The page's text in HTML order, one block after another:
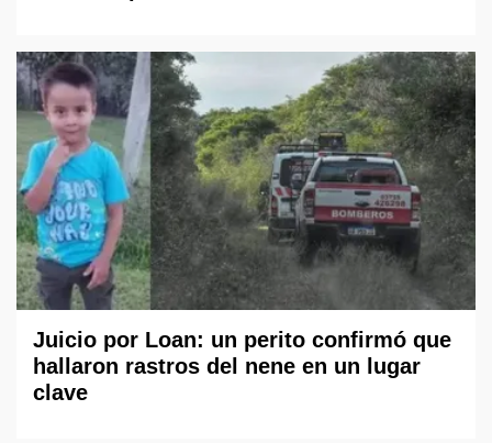
Juicio por Loan: un perito confirmó que
hallaron rastros del nene en un lugar
clave